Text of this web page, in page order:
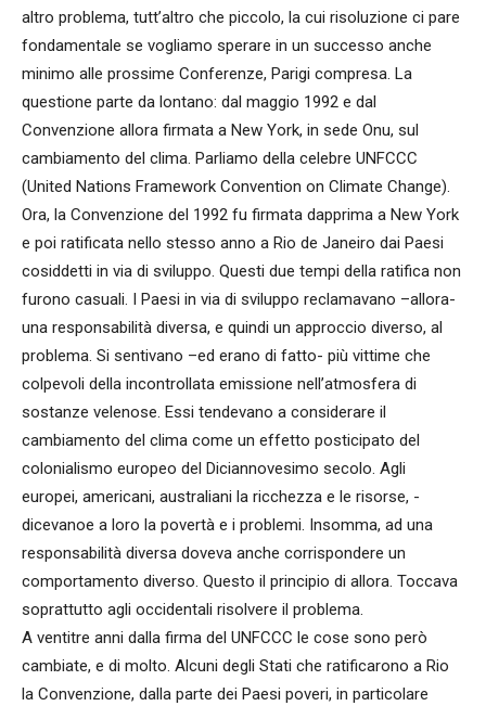
altro problema, tutt’altro che piccolo, la cui risoluzione ci pare
fondamentale se vogliamo sperare in un successo anche
minimo alle prossime Conferenze, Parigi compresa. La
questione parte da lontano: dal maggio 1992 e dal
Convenzione allora firmata a New York, in sede Onu, sul
cambiamento del clima. Parliamo della celebre UNFCCC
(United Nations Framework Convention on Climate Change).
Ora, la Convenzione del 1992 fu firmata dapprima a New York
e poi ratificata nello stesso anno a Rio de Janeiro dai Paesi
cosiddetti in via di sviluppo. Questi due tempi della ratifica non
furono casuali. I Paesi in via di sviluppo reclamavano –allora-
una responsabilità diversa, e quindi un approccio diverso, al
problema. Si sentivano –ed erano di fatto- più vittime che
colpevoli della incontrollata emissione nell’atmosfera di
sostanze velenose. Essi tendevano a considerare il
cambiamento del clima come un effetto posticipato del
colonialismo europeo del Diciannovesimo secolo. Agli
europei, americani, australiani la ricchezza e le risorse, -
dicevanoe a loro la povertà e i problemi. Insomma, ad una
responsabilità diversa doveva anche corrispondere un
comportamento diverso. Questo il principio di allora. Toccava
soprattutto agli occidentali risolvere il problema.
A ventitre anni dalla firma del UNFCCC le cose sono però
cambiate, e di molto. Alcuni degli Stati che ratificarono a Rio
la Convenzione, dalla parte dei Paesi poveri, in particolare